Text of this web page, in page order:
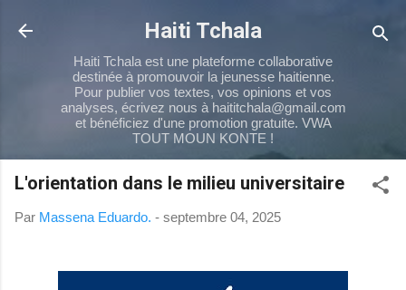
Passer au contenu principal
Haiti Tchala
Haiti Tchala est une plateforme collaborative
destinée à promouvoir la jeunesse haitienne.
Pour publier vos textes, vos opinions et vos
analyses, écrivez nous à haititchala@gmail.com
et bénéficiez d'une promotion gratuite. VWA
TOUT MOUN KONTE !
L'orientation dans le milieu universitaire
Par Massena Eduardo. - septembre 04, 2025